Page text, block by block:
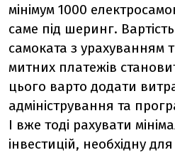
мінімум 1000
саме під шеринг.
самоката з урахуванням
митних платежів
цього варто додати
адміністрування та
І вже тоді рахувати
інвестицій, необхідну